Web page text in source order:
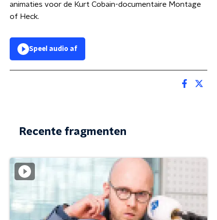
animaties voor de Kurt Cobain-documentaire Montage
of Heck.
Speel audio af
Recente fragmenten